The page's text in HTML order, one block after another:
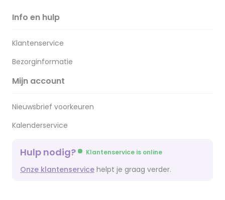
Info en hulp
Klantenservice
Bezorginformatie
Mijn account
Nieuwsbrief voorkeuren
Kalenderservice
Hulp nodig? Klantenservice is online
Onze klantenservice helpt je graag verder.